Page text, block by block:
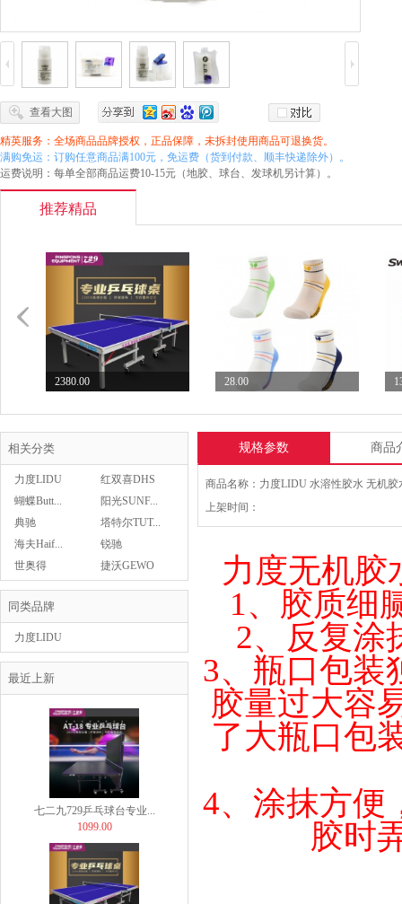
查看大图
精英服务：全场商品品牌授权，正品保障，未拆封使用商品可退换货。
满购免运：订购任意商品满100元，免运费（货到付款、顺丰快递除外）。
运费说明：每单全部商品运费10-15元（地胶、球台、发球机另计算）。
推荐精品
2380.00
28.00
Butterfly蝴蝶乒...
相关分类
力度LIDU
红双喜DHS
蝴蝶Butt...
阳光SUNF...
典驰
塔特尔TUT...
海夫Haif...
锐驰
世奥得
捷沃GEWO
同类品牌
力度LIDU
最近上新
Butterfly蝴蝶乒...
29.00
七二九729乒乓球台专业...
899.00
七二九729乒乓球台专业...
1099.00
规格参数 商品
上架时间：
力度无机胶
1、 胶质细
2、
反复涂
3、 瓶口包装
胶量过大容
了大瓶口包
4、 涂抹方便
胶时